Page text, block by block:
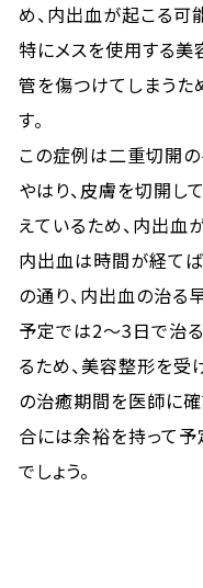
め、内出血が起こる可
特にメスを使用する
管を傷つけてしまうた
す。
この症例は二重切開
やはり、皮膚を切開し
えているため、内出血
内出血は時間が経てば
の通り、内出血の治る
予定では2〜3日で治
るため、美容整形を受
の治癒期間を医師に確
合には余裕を持って予
でしょう。